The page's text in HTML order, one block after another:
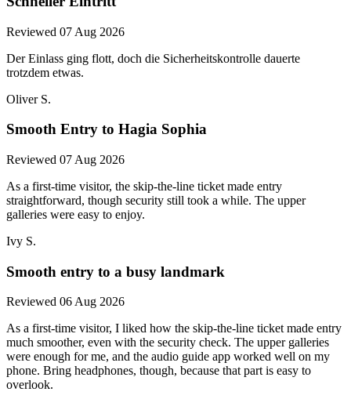
Reviewed 07 Aug 2026
Der Einlass ging flott, doch die Sicherheitskontrolle dauerte
trotzdem etwas.
Oliver S.
Smooth Entry to Hagia Sophia
Reviewed 07 Aug 2026
As a first-time visitor, the skip-the-line ticket made entry
straightforward, though security still took a while. The upper
galleries were easy to enjoy.
Ivy S.
Smooth entry to a busy landmark
Reviewed 06 Aug 2026
As a first-time visitor, I liked how the skip-the-line ticket made entry
much smoother, even with the security check. The upper galleries
were enough for me, and the audio guide app worked well on my
phone. Bring headphones, though, because that part is easy to
overlook.